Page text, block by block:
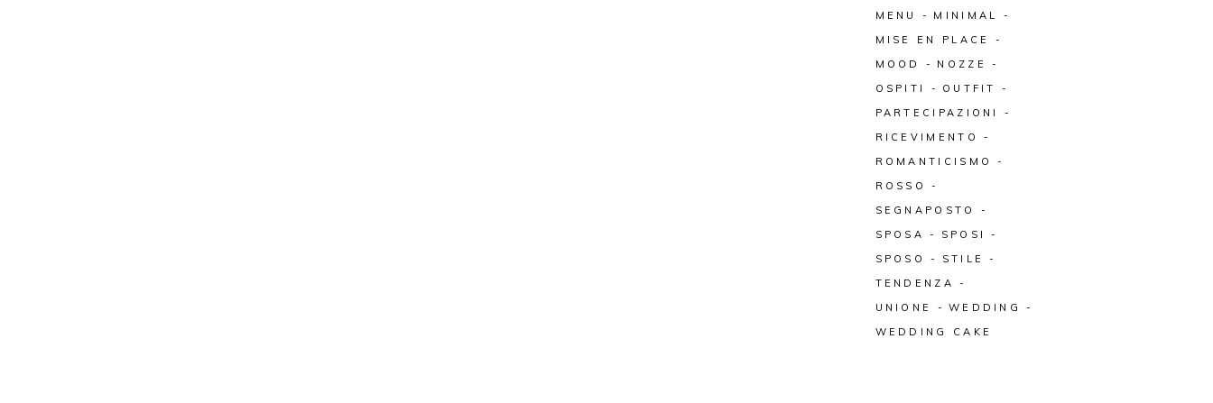
MENU
MINIMAL
MISE EN PLACE
MOOD
NOZZE
OSPITI
OUTFIT
PARTECIPAZIONI
RICEVIMENTO
ROMANTICISMO
ROSSO
SEGNAPOSTO
SPOSA
SPOSI
SPOSO
STILE
TENDENZA
UNIONE
WEDDING
WEDDING CAKE